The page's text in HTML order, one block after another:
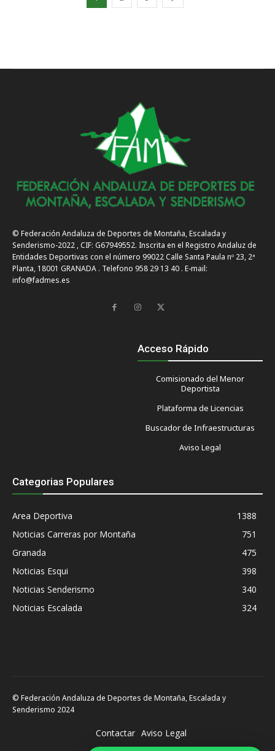
© Federación Andaluza de Deportes de Montaña, Escalada y
Senderismo-2022 , CIF: G67949552. Inscrita en el Registro Andaluz de
Entidades Deportivas con el número 99022 Calle Santa Paula nº 23, 2ª
Planta, 18001 GRANADA . Telefono 958 29 13 40 . E-mail:
info@fadmes.es
Acceso Rápido
Comisionado del Menor
Deportista
Plataforma de Licencias
Buscador de Infraestructuras
Aviso Legal
Categorias Populares
Area Deportiva
1388
Noticias Carreras por Montaña
751
Granada
475
Noticias Esqui
398
Noticias Senderismo
340
Noticias Escalada
324
© Federación Andaluza de Deportes de Montaña, Escalada y
Senderismo 2024
Contactar Aviso Legal